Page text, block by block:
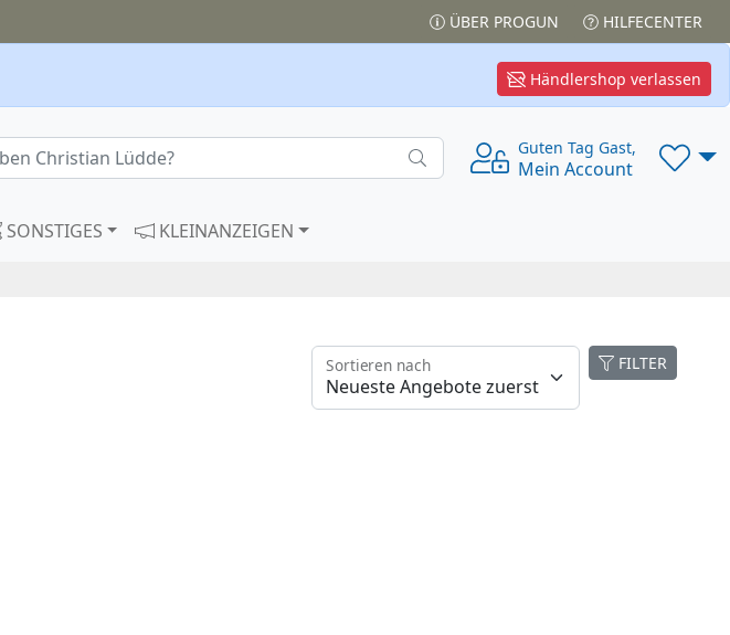
ÜBER PROGUN HILFECENTER
Händlershop verlassen
Guten Tag Gast,
Mein Account
SONSTIGES KLEINANZEIGEN
FILTER
Sortieren nach